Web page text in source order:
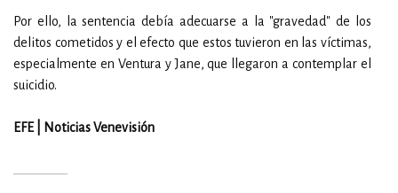
Por ello, la sentencia debía adecuarse a la "gravedad" de los
delitos cometidos y el efecto que estos tuvieron en las víctimas,
especialmente en Ventura y Jane, que llegaron a contemplar el
suicidio.
EFE | Noticias Venevisión